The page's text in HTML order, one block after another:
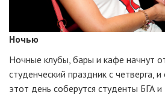
Ночью
Ночные клубы, бары и кафе начнут
студенческий праздник с четверга,
этот день соберутся студенты БГА